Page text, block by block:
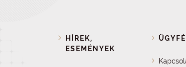
HÍREK,
ESEMÉNYEK